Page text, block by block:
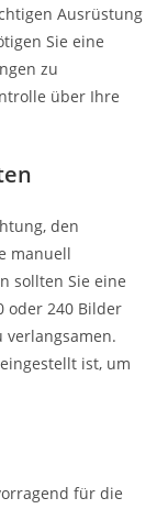
Ausrüstung
Sie eine
zu
über Ihre
den
manuell
sollten Sie eine
oder 240 Bilder
verlangsamen.
ist, um
für die